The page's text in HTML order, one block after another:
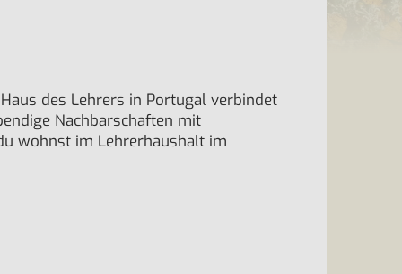
des Lehrers in Portugal verbindet
Nachbarschaften mit
wohnst im Lehrerhaushalt im